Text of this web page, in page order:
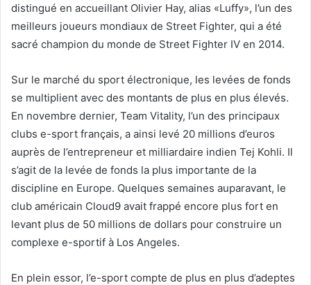
distingué en accueillant Olivier Hay, alias «Luffy», l’un des
meilleurs joueurs mondiaux de Street Fighter, qui a été
sacré champion du monde de Street Fighter IV en 2014.
Sur le marché du sport électronique, les levées de fonds
se multiplient avec des montants de plus en plus élevés.
En novembre dernier, Team Vitality, l’un des principaux
clubs e-sport français, a ainsi levé 20 millions d’euros
auprès de l’entrepreneur et milliardaire indien Tej Kohli. Il
s’agit de la levée de fonds la plus importante de la
discipline en Europe. Quelques semaines auparavant, le
club américain Cloud9 avait frappé encore plus fort en
levant plus de 50 millions de dollars pour construire un
complexe e-sportif à Los Angeles.
En plein essor, l’e-sport compte de plus en plus d’adeptes